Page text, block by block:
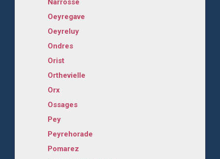
Narrosse
Oeyregave
Oeyreluy
Ondres
Orist
Orthevielle
Orx
Ossages
Pey
Peyrehorade
Pomarez